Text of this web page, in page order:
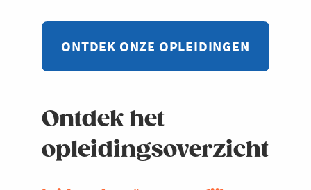
ONTDEK ONZE OPLEIDINGEN
Ontdek het
opleidingsoverzicht